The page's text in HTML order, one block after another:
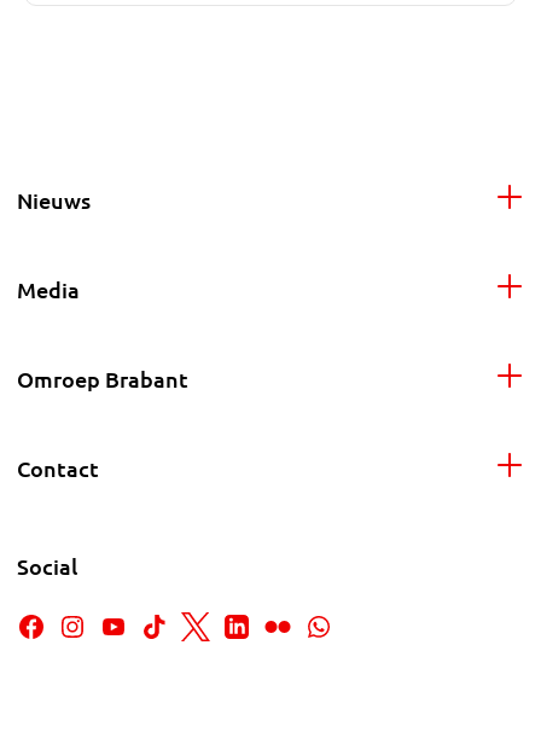
Nieuws
Media
Omroep Brabant
Contact
Social